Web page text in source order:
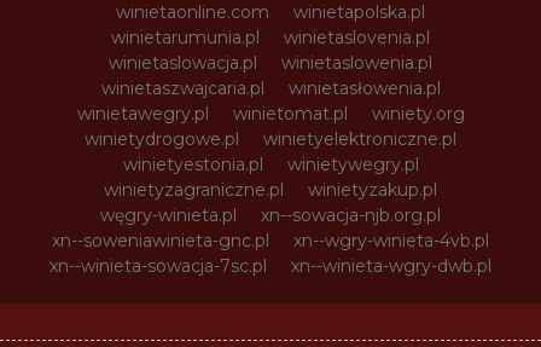
winietaonline.com
winietapolska.pl
winietarumunia.pl
winietaslovenia.pl
winietaslowacja.pl
winietaslowenia.pl
winietaszwajcaria.pl
winietasłowenia.pl
winietawegry.pl
winietomat.pl
winiety.org
winietydrogowe.pl
winietyelektroniczne.pl
winietyestonia.pl
winietywegry.pl
winietyzagraniczne.pl
winietyzakup.pl
węgry-winieta.pl
xn--sowacja-njb.org.pl
xn--soweniawinieta-gnc.pl
xn--wgry-winieta-4vb.pl
xn--winieta-sowacja-7sc.pl
xn--winieta-wgry-dwb.pl